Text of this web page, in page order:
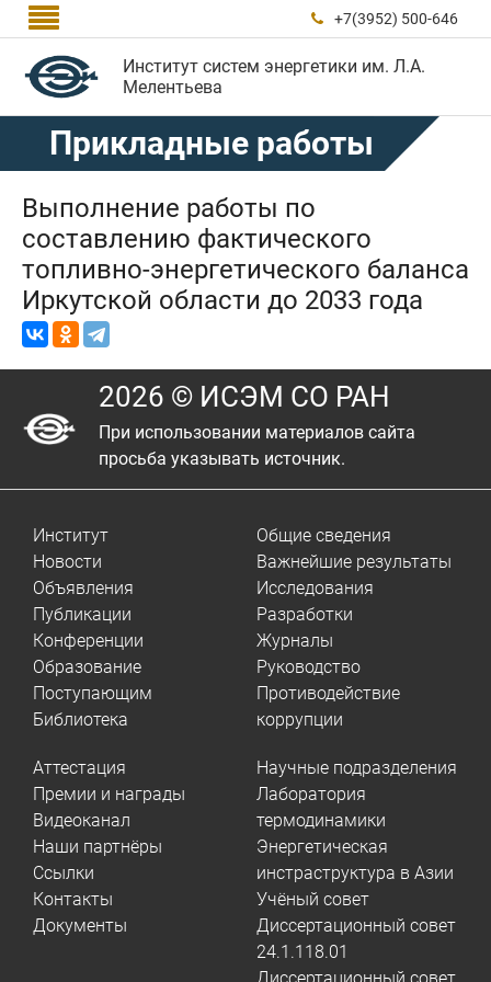
  +7(3952) 500-646
Институт систем энергетики им. Л.А.
Мелентьева
Прикладные работы
Выполнение работы по
составлению фактического
топливно-энергетического баланса
Иркутской области до 2033 года
2026 © ИСЭМ СО РАН
При использовании материалов сайта
просьба указывать источник.
Институт
Новости
Объявления
Публикации
Конференции
Образование
Поступающим
Библиотека
Общие сведения
Важнейшие результаты
Исследования
Разработки
Журналы
Руководство
Противодействие
коррупции
Аттестация
Премии и награды
Видеоканал
Наши партнёры
Ссылки
Контакты
Документы
Научные подразделения
Лаборатория
термодинамики
Энергетическая
инстраструктура в Азии
Учёный совет
Диссертационный совет
24.1.118.01